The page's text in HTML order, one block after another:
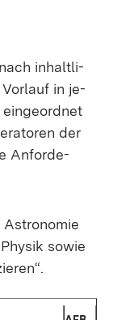
in­halt­li­
Vor­lauf in je­
der
An­for­de­
so­wie